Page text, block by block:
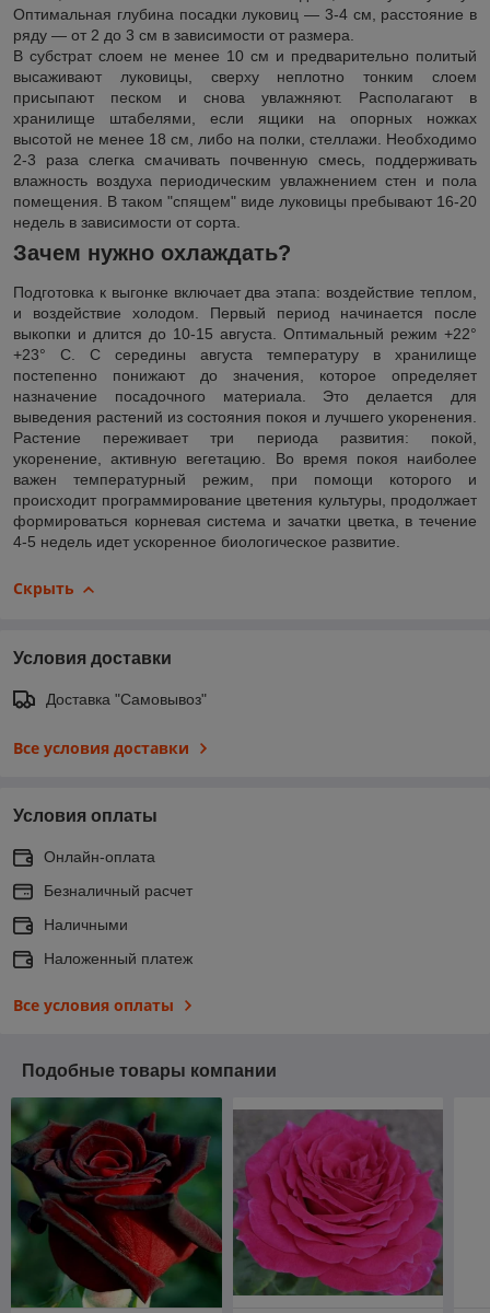
Оптимальная глубина посадки луковиц ― 3-4 см, расстояние в
ряду ― от 2 до 3 см в зависимости от размера.
В субстрат слоем не менее 10 см и предварительно политый
высаживают луковицы, сверху неплотно тонким слоем
присыпают песком и снова увлажняют. Располагают в
хранилище штабелями, если ящики на опорных ножках
высотой не менее 18 см, либо на полки, стеллажи. Необходимо
2-3 раза слегка смачивать почвенную смесь, поддерживать
влажность воздуха периодическим увлажнением стен и пола
помещения. В таком "спящем" виде луковицы пребывают 16-20
недель в зависимости от сорта.
Зачем нужно охлаждать?
Подготовка к выгонке включает два этапа: воздействие теплом,
и воздействие холодом. Первый период начинается после
выкопки и длится до 10-15 августа. Оптимальный режим +22°
+23° С. С середины августа температуру в хранилище
постепенно понижают до значения, которое определяет
назначение посадочного материала. Это делается для
выведения растений из состояния покоя и лучшего укоренения.
Растение переживает три периода развития: покой,
укоренение, активную вегетацию. Во время покоя наиболее
важен температурный режим, при помощи которого и
происходит программирование цветения культуры, продолжает
формироваться корневая система и зачатки цветка, в течение
4-5 недель идет ускоренное биологическое развитие.
Скрыть
Условия доставки
Доставка "Самовывоз"
Все условия доставки
Условия оплаты
Онлайн-оплата
Безналичный расчет
Наличными
Наложенный платеж
Все условия оплаты
Подобные товары компании